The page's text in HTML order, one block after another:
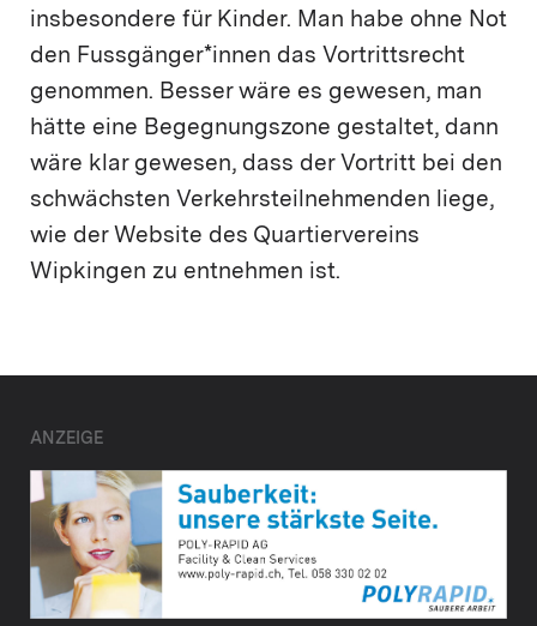
insbesondere für Kinder. Man habe ohne Not
den Fussgänger*innen das Vortrittsrecht
genommen. Besser wäre es gewesen, man
hätte eine Begegnungszone gestaltet, dann
wäre klar gewesen, dass der Vortritt bei den
schwächsten Verkehrsteilnehmenden liege,
wie der Website des Quartiervereins
Wipkingen zu entnehmen ist.
ANZEIGE